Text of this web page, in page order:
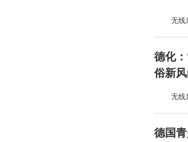
无线
德化
俗新
无线
德国